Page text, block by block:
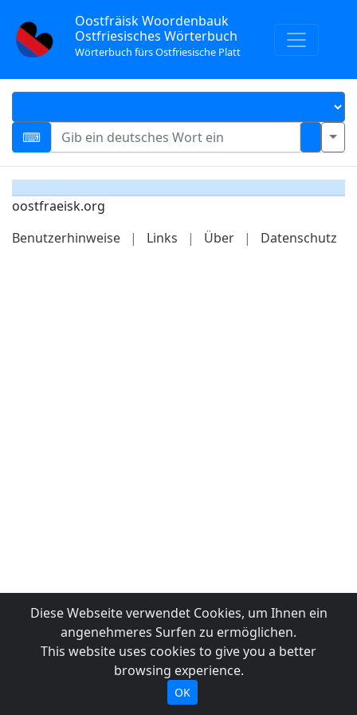
Oostfräisk Woordenbauk
Ostfriesisches Wörterbuch
Wörterbuch fürs Ostfriesische Platt
oostfraeisk.org
Benutzerhinweise
| Links | Über | Datenschutz
Diese Webseite verwendet Cookies, um Ihnen ein
angenehmeres Surfen zu ermöglichen.
This website uses cookies to give you a better
browsing experience.
OK